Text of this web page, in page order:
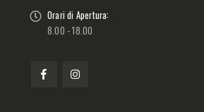
Orari di Apertura:
8.00 - 18.00